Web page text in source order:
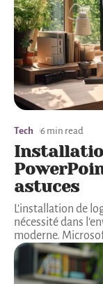
Tech 6 min read
astuces
L'installation de
nécessité dans
moderne.